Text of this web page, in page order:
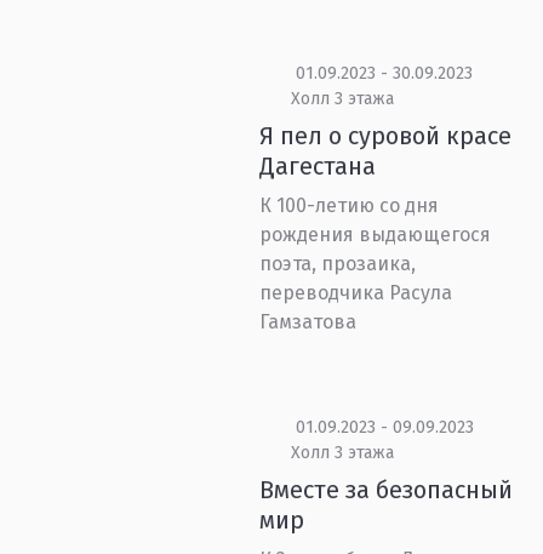
01.09.2023 - 30.09.2023
Холл 3 этажа
Я пел о суровой красе
Дагестана
К 100-летию со дня
рождения выдающегося
поэта, прозаика,
переводчика Расула
Гамзатова
01.09.2023 - 09.09.2023
Холл 3 этажа
Вместе за безопасный
мир